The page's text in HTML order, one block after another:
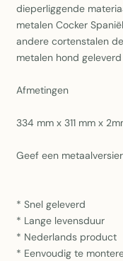
dieperliggende
metalen Cocker
andere cortenstalen
metalen hond geleverd
Afmetingen
334 mm x 311 mm x
Geef een
* Snel geleverd
* Lange levensduur
* Nederlands product
* Eenvoudig te